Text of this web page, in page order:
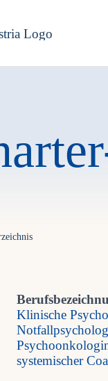
Klinische
systemischer